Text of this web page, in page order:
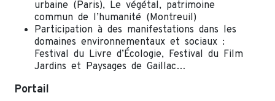
urbaine (Paris), Le végétal, patrimoine
commun de l’humanité (Montreuil)
Participation à des manifestations dans les
domaines environnementaux et sociaux :
Festival du Livre d’Écologie, Festival du Film
Jardins et Paysages de Gaillac…
Portail